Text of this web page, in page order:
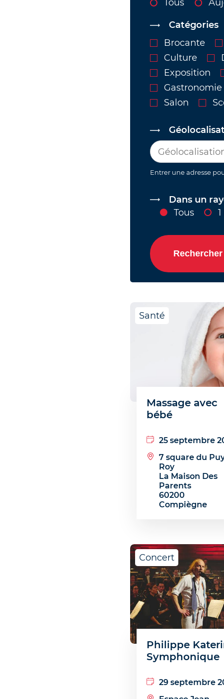
Tous
Catégories
Brocante
Culture
Exposition
Gastronomie
Salon
Entrer une adresse
Dans un
Tous
Rechercher
Santé
Massage avec
bébé
25 septembre
7 square du
Roy
La Maison Des
Parents
60200
Compiègne
Concert
Philippe
Symphonique
29 septembre